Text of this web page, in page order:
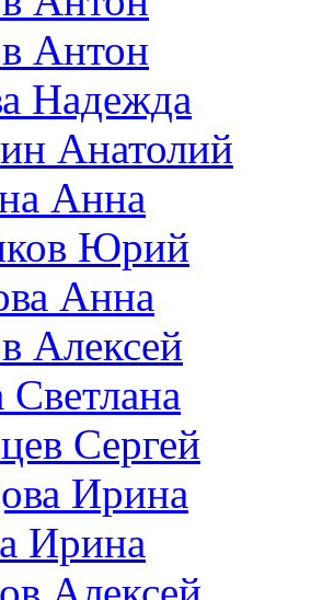
Антон
Надежда
Анатолий
Анна
Юрий
Анна
Алексей
Сергей
Ирина
Ирина